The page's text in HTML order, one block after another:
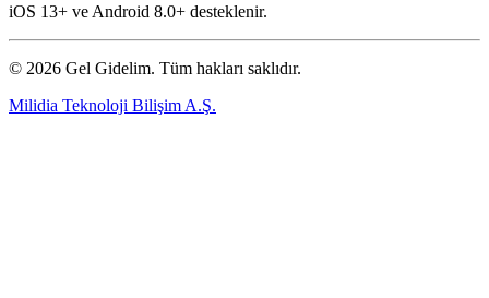
iOS 13+ ve Android 8.0+ desteklenir.
© 2026 Gel Gidelim. Tüm hakları saklıdır.
Milidia Teknoloji Bilişim A.Ş.